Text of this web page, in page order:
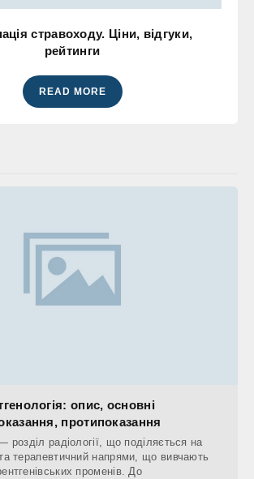
стравоходу. Ціни, відгуки,
рейтинги
READ MORE
опис, основні
протипоказання
розділ радіології, що поділяється на
терапевтичний напрями, що вивчають
променів. До